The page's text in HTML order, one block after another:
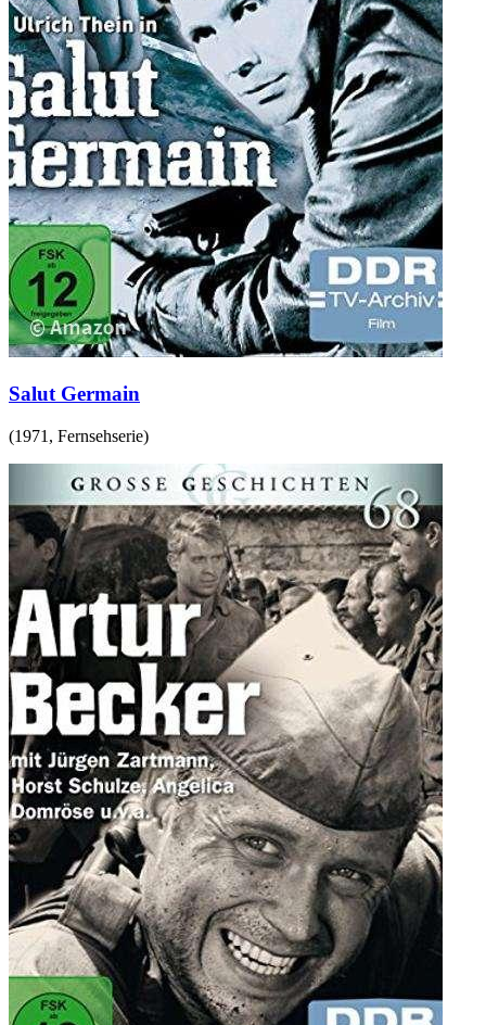
Salut Germain
(1971 , Fernsehserie)